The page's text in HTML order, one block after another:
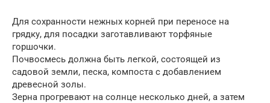
Для сохранности нежных корней при переносе на
грядку, для посадки заготавливают торфяные
горшочки.
Почвосмесь должна быть легкой, состоящей из
садовой земли, песка, компоста с добавлением
древесной золы.
Зерна прогревают на солнце несколько дней, а затем